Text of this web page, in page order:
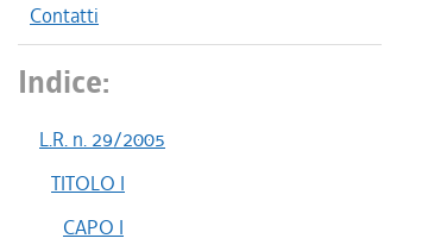
Contatti
Indice:
L.R. n. 29/2005
TITOLO I
CAPO I